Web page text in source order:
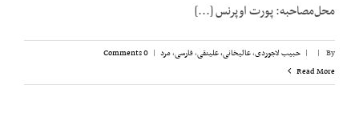
محل‌مصاحبه: پورت اوپرنس [...]
By
|
| حبیب لاجوردی,عالیخانی، علینقی,فارسی,مرد |
0 Comments
Read More